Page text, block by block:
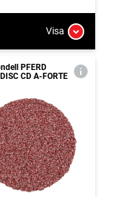
Visa
PFERD
CD A-FORTE